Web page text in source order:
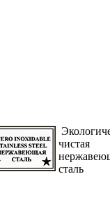
чистая
сталь